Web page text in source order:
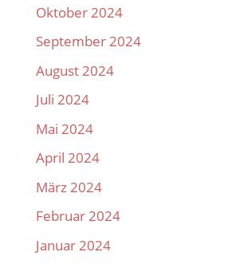
Oktober 2024
September 2024
August 2024
Juli 2024
Mai 2024
April 2024
März 2024
Februar 2024
Januar 2024